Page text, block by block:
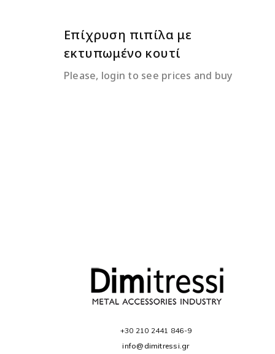
Επίχρυση πιπίλα με
εκτυπωμένο κουτί
Please, login to see prices and buy
+30 210 2441 846-9
info@dimitressi.gr